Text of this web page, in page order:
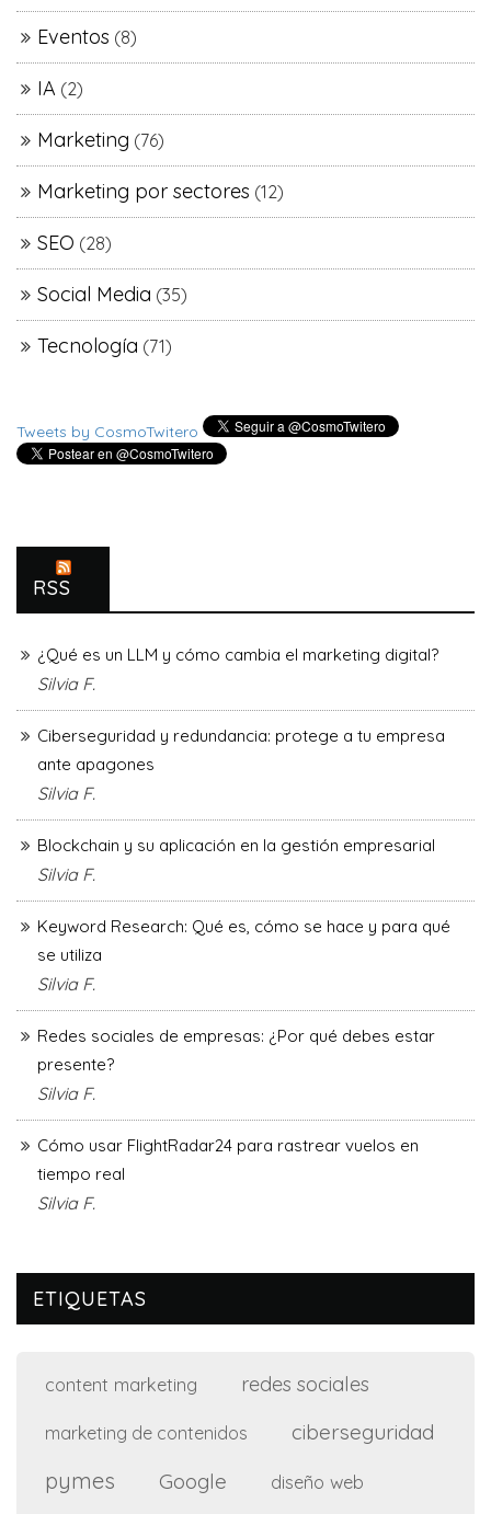
Eventos (8)
IA (2)
Marketing (76)
Marketing por sectores (12)
SEO (28)
Social Media (35)
Tecnología (71)
Tweets by CosmoTwitero
RSS
¿Qué es un LLM y cómo cambia el marketing digital?
Silvia F.
Ciberseguridad y redundancia: protege a tu empresa
ante apagones
Silvia F.
Blockchain y su aplicación en la gestión empresarial
Silvia F.
Keyword Research: Qué es, cómo se hace y para qué
se utiliza
Silvia F.
Redes sociales de empresas: ¿Por qué debes estar
presente?
Silvia F.
Cómo usar FlightRadar24 para rastrear vuelos en
tiempo real
Silvia F.
ETIQUETAS
content marketing redes sociales
marketing de contenidos ciberseguridad
pymes Google diseño web